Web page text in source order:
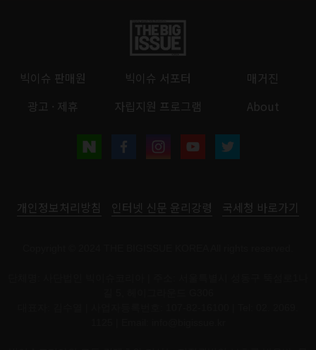
빅이슈 판매원 빅이슈 서포터
매거진
광고 · 제휴
자립지원 프로그램 About
개인정보처리방침 인터넷 신문 윤리강령 국세청 바로가기